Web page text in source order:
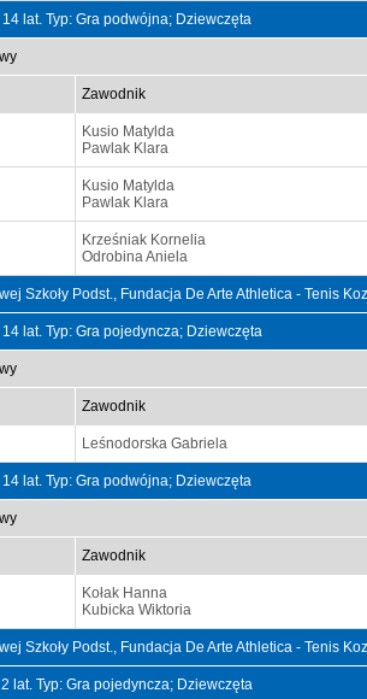
lat. Typ: Gra podwójna; Dziewczęta
Zawodnik
Kusio Matylda
Pawlak Klara
Kusio Matylda
Pawlak Klara
Krześniak Kornelia
Odrobina Aniela
Szkoły Podst., Fundacja De Arte Athletica - Tenis
lat. Typ: Gra pojedyncza; Dziewczęta
Zawodnik
Leśnodorska Gabriela
lat. Typ: Gra podwójna; Dziewczęta
Zawodnik
Kołak Hanna
Kubicka Wiktoria
Szkoły Podst., Fundacja De Arte Athletica - Tenis
lat. Typ: Gra pojedyncza; Dziewczęta